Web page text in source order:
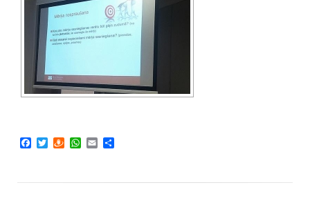
Facebook
TwitterDraugiem
WhatsApp
Email